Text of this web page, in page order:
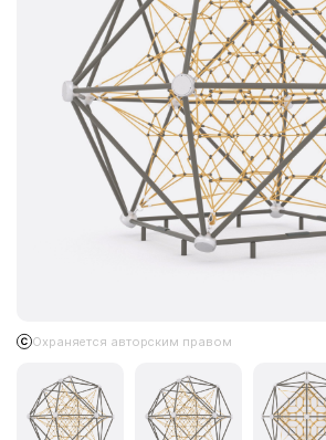
Охраняется авторским правом